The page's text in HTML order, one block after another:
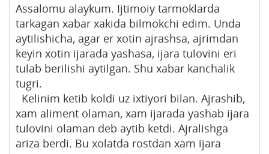
Assalomu alaykum. Ijtimoiy tarmoklarda
tarkagan xabar xakida bilmokchi edim. Unda
aytilishicha, agar er xotin ajrashsa, ajrimdan
keyin xotin ijarada yashasa, ijara tulovini eri
tulab berilishi aytilgan. Shu xabar kanchalik
tugri.
Kelinim ketib koldi uz ixtiyori bilan. Ajrashib,
xam aliment olaman, xam ijarada yashab ijara
tulovini olaman deb aytib ketdi. Ajralishga
ariza berdi. Bu xolatda rostdan xam ijara